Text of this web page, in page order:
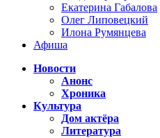
Екатерина Габалова
Олег Липовецкий
Илона Румянцева
Афиша
Новости
Анонс
Хроника
Культура
Дом актёра
Литература